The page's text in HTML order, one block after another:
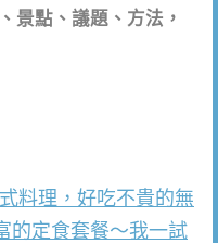
景點、議題、方法，
料理，好吃不貴的無
的定食套餐～我一試